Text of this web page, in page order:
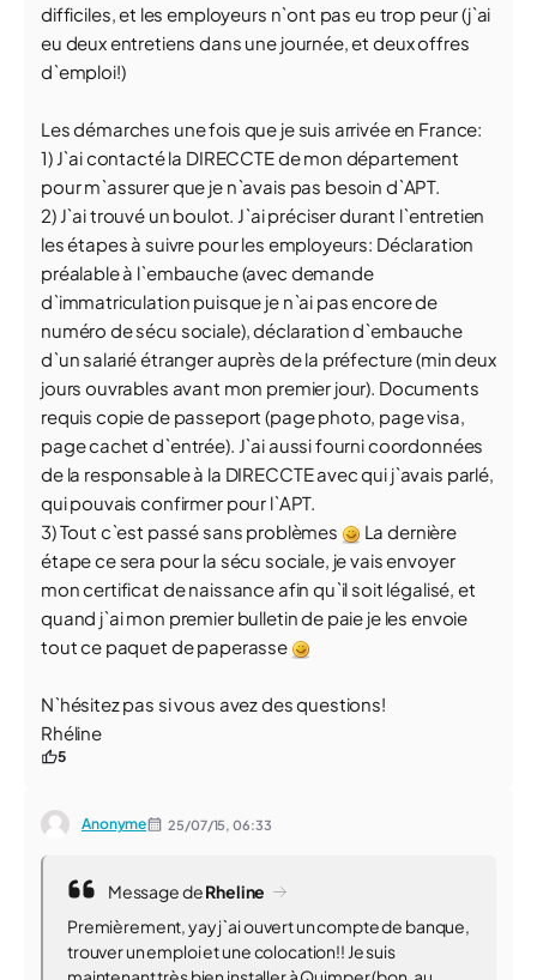
difficiles, et les employeurs n`ont pas eu trop peur (j`ai
eu deux entretiens dans une journée, et deux offres
d`emploi!)
Les démarches une fois que je suis arrivée en France:
1) J`ai contacté la DIRECCTE de mon département
pour m`assurer que je n`avais pas besoin d`APT.
2) J`ai trouvé un boulot. J`ai préciser durant l`entretien
les étapes à suivre pour les employeurs: Déclaration
préalable à l`embauche (avec demande
d`immatriculation puisque je n`ai pas encore de
numéro de sécu sociale), déclaration d`embauche
d`un salarié étranger auprès de la préfecture (min deux
jours ouvrables avant mon premier jour). Documents
requis copie de passeport (page photo, page visa,
page cachet d`entrée). J`ai aussi fourni coordonnées
de la responsable à la DIRECCTE avec qui j`avais parlé,
qui pouvais confirmer pour l`APT.
3) Tout c`est passé sans problèmes
La dernière
étape ce sera pour la sécu sociale, je vais envoyer
mon certificat de naissance afin qu`il soit légalisé, et
quand j`ai mon premier bulletin de paie je les envoie
tout ce paquet de paperasse
N`hésitez pas si vous avez des questions!
Rhéline
5
Anonyme 25/07/15,06:33
Message deRheline
Premièrement, yay j`ai ouvert un compte de banque,
trouver un emploi et une colocation!! Je suis